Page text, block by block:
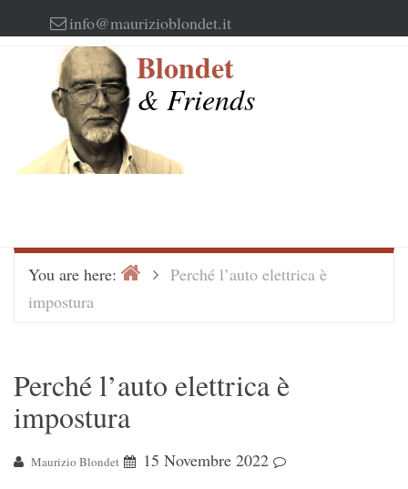
to
info@maurizioblondet.it
Blondet
& Friends
You are here: HomePerché l’auto elettrica è
impostura
Perché l’auto elettrica è
impostura
Maurizio Blondet
15 Novembre 2022